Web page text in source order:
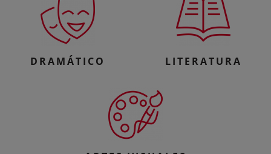
DRAMÁTICO LITERATURA